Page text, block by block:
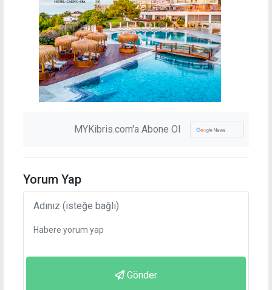
MYKibris.com'a Abone Ol
Yorum Yap
Gönder